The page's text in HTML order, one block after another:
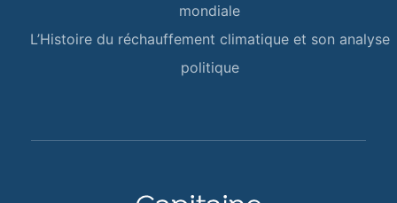
mondiale
L’Histoire du réchauffement climatique et son analyse
politique